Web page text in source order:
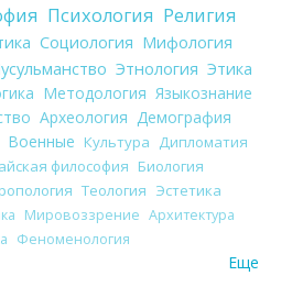
Психология Религия
Социология Мифология
Этнология Этика
Методология Языкознание
Археология Демография
Военные Культура
Дипломатия
философия Биология
Теология Эстетика
Мировоззрение Архитектура
Феноменология
Еще